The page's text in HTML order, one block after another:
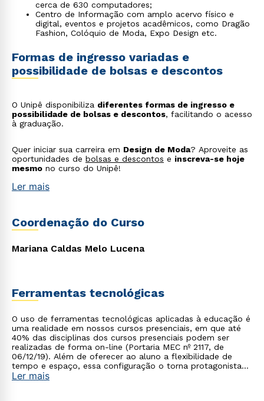
cerca de 630 computadores;
Centro de Informação com amplo acervo físico e
digital, eventos e projetos acadêmicos, como Dragão
Fashion, Colóquio de Moda, Expo Design etc.
Formas de ingresso variadas e
possibilidade de bolsas e descontos
O Unipê disponibiliza diferentes formas de ingresso e
possibilidade de bolsas e descontos, facilitando o acesso
à graduação.
Quer iniciar sua carreira em Design de Moda? Aproveite as
oportunidades de bolsas e descontos e inscreva-se hoje
mesmo no curso do Unipê!
Ler mais
Coordenação do Curso
Mariana Caldas Melo Lucena
Ferramentas tecnológicas
O uso de ferramentas tecnológicas aplicadas à educação é
uma realidade em nossos cursos presenciais, em que até
40% das disciplinas dos cursos presenciais podem ser
realizadas de forma on-line (Portaria MEC nº 2117, de
06/12/19). Além de oferecer ao aluno a flexibilidade de
tempo e espaço, essa configuração o torna protagonista
no processo de construção do seu conhecimento.
Ler mais
Rápido e fácil
ou
Estou de acordo com a